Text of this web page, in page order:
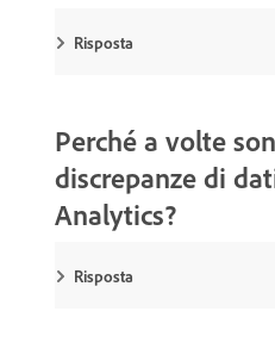
Risposta
Perché a volte
discrepanze di
Analytics?
Risposta